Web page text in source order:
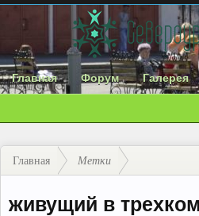
Главная Форум Галерея
Главная Метки
живущий в